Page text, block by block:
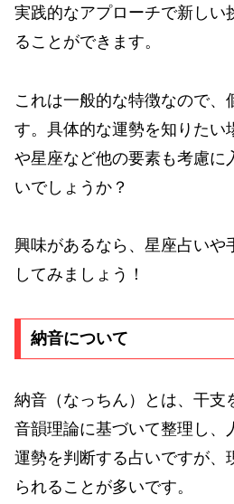
実践的なアプローチで新しい
ることができます。
これは一般的な特徴なので、
す。具体的な運勢を知りたい
や星座など他の要素も考慮に
いでしょうか？
興味があるなら、星座占いや
してみましょう！
納音について
納音（なっちん）とは、干支
音韻理論に基づいて整理し、
運勢を判断する占いですが、
られることが多いです。